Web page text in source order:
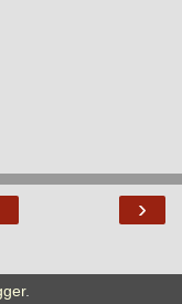
›
.